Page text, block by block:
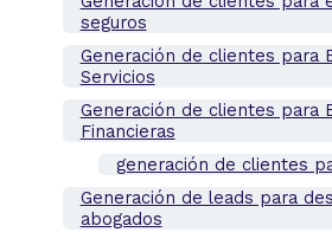
seguros
Generación de clientes para
Servicios
Generación de clientes para
Financieras
generación de clientes
Generación de leads para
abogados